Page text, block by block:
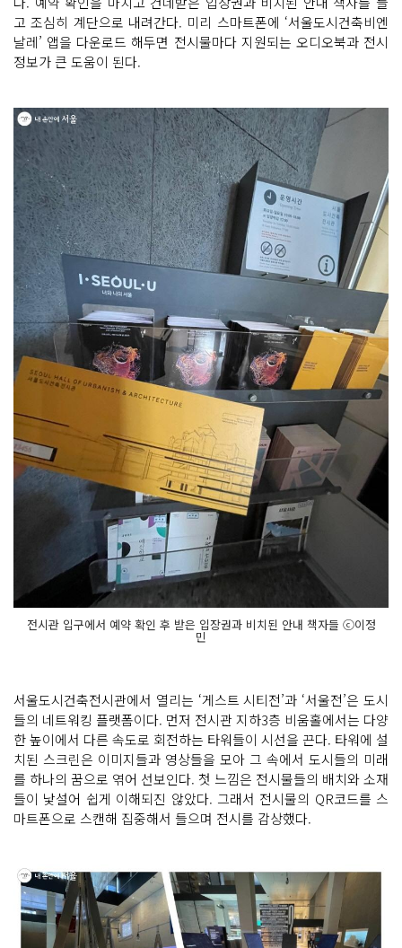
고 조심히 계단으로 내려간다. 미리 스마트폰에 ‘서울도시건축비엔
날레’ 앱을 다운로드 해두면 전시물마다 지원되는 오디오북과 전시
정보가 큰 도움이 된다.
전시관 입구에서 예약 확인 후 받은 입장권과 비치된 안내 책자들 ⓒ이정
민
서울도시건축전시관에서 열리는 ‘게스트 시티전’과 ‘서울전’은 도시
들의 네트워킹 플랫폼이다. 먼저 전시관 지하3층 비움홀에서는 다양
한 높이에서 다른 속도로 회전하는 타워들이 시선을 끈다. 타워에 설
치된 스크린은 이미지들과 영상들을 모아 그 속에서 도시들의 미래
를 하나의 꿈으로 엮어 선보인다. 첫 느낌은 전시물들의 배치와 소재
들이 낯설어 쉽게 이해되진 않았다. 그래서 전시물의 QR코드를 스
마트폰으로 스캔해 집중해서 들으며 전시를 감상했다.